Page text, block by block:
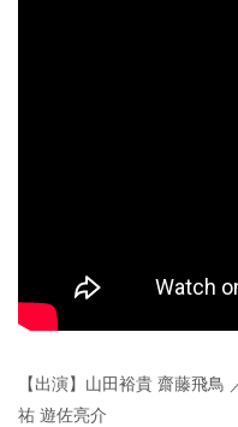
【出演】山田裕貴 齋藤飛
祐 遊佐亮介